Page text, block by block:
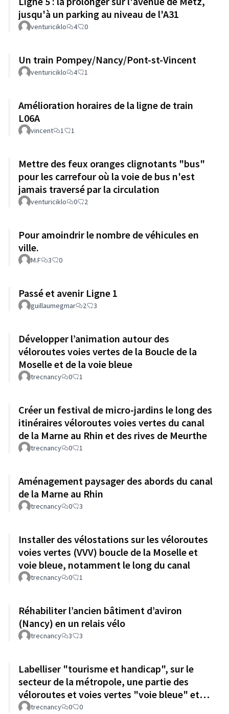
jusqu'à un parking au niveau de l'A31
venturiciklo 4 0
Un train Pompey/Nancy/Pont-st-Vincent
venturiciklo 4 1
Amélioration horaires de la ligne de train
L06A
vincent 1 1
Mettre des feux oranges clignotants "bus"
pour les carrefour où la voie de bus n'est
jamais traversé par la circulation
venturiciklo 0 2
Pour amoindrir le nombre de véhicules en
ville.
M.F 3 0
Passé et avenir Ligne 1
guillaumegmar 2 3
Développer l’animation autour des
véloroutes voies vertes de la Boucle de la
Moselle et de la voie bleue
trecnancy 0 1
Créer un festival de micro-jardins le long des
itinéraires véloroutes voies vertes du canal
de la Marne au Rhin et des rives de Meurthe
trecnancy 0 1
Aménagement paysager des abords du canal
de la Marne au Rhin
trecnancy 0 3
Installer des vélostations sur les véloroutes
voies vertes (VVV) boucle de la Moselle et
voie bleue, notamment le long du canal
trecnancy 0 1
Réhabiliter l’ancien bâtiment d’aviron
(Nancy) en un relais vélo
trecnancy 3 3
Labelliser "tourisme et handicap", sur le
secteur de la métropole, une partie des
véloroutes et voies vertes "voie bleue" et
"Boucle de la Moselle"
trecnancy 0 0